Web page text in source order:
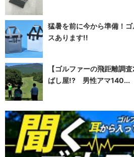
猛暑を前に今から準備！
スあります!!
【ゴルファーの飛距離調
ばし屋!? 男性アマ140...